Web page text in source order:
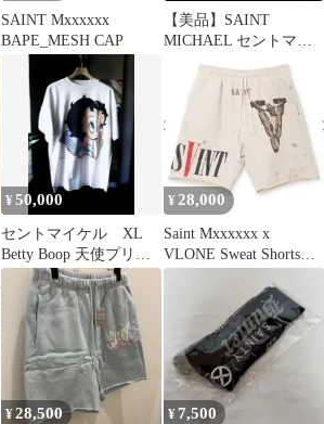
SAINT Mxxxxxx
BAPE_MESH CAP
【美品】SAINT
MICHAEL セントマイ
ケル スウェットショー
ツ 黒
¥50,000
セントマイケル XL
Betty Boop 天使プリン
ト Tシャツ ホワイト
¥ 28,000
Saint Mxxxxxx x
VLONE Sweat Shorts
White
¥28,500 ¥ 7,500